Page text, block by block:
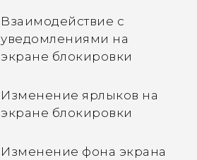
Взаимодействие с
уведомлениями на
экране блокировки
Изменение ярлыков на
экране блокировки
Изменение фона экрана